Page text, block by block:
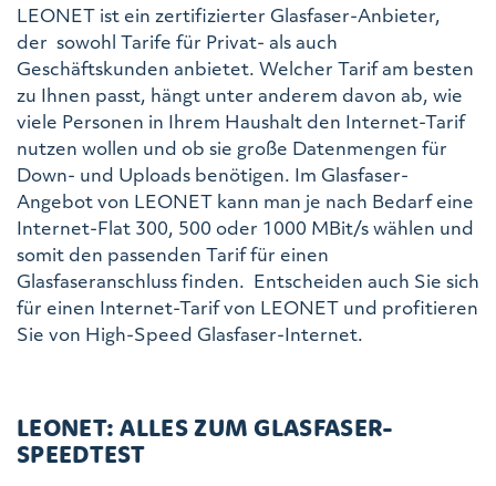
LEONET ist ein zertifizierter Glasfaser-Anbieter,
der sowohl Tarife für Privat- als auch
Geschäftskunden anbietet. Welcher Tarif am besten
zu Ihnen passt, hängt unter anderem davon ab, wie
viele Personen in Ihrem Haushalt den Internet-Tarif
nutzen wollen und ob sie große Datenmengen für
Down- und Uploads benötigen. Im Glasfaser-
Angebot von LEONET kann man je nach Bedarf eine
Internet-Flat 300, 500 oder 1000 MBit/s wählen und
somit den passenden Tarif für einen
Glasfaseranschluss finden. Entscheiden auch Sie sich
für einen Internet-Tarif von LEONET und profitieren
Sie von High-Speed Glasfaser-Internet.
LEONET: ALLES ZUM GLASFASER-
SPEEDTEST